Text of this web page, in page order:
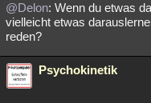
@Delon: Wenn du etwas
vielleicht etwas
reden?
Psychokinetik